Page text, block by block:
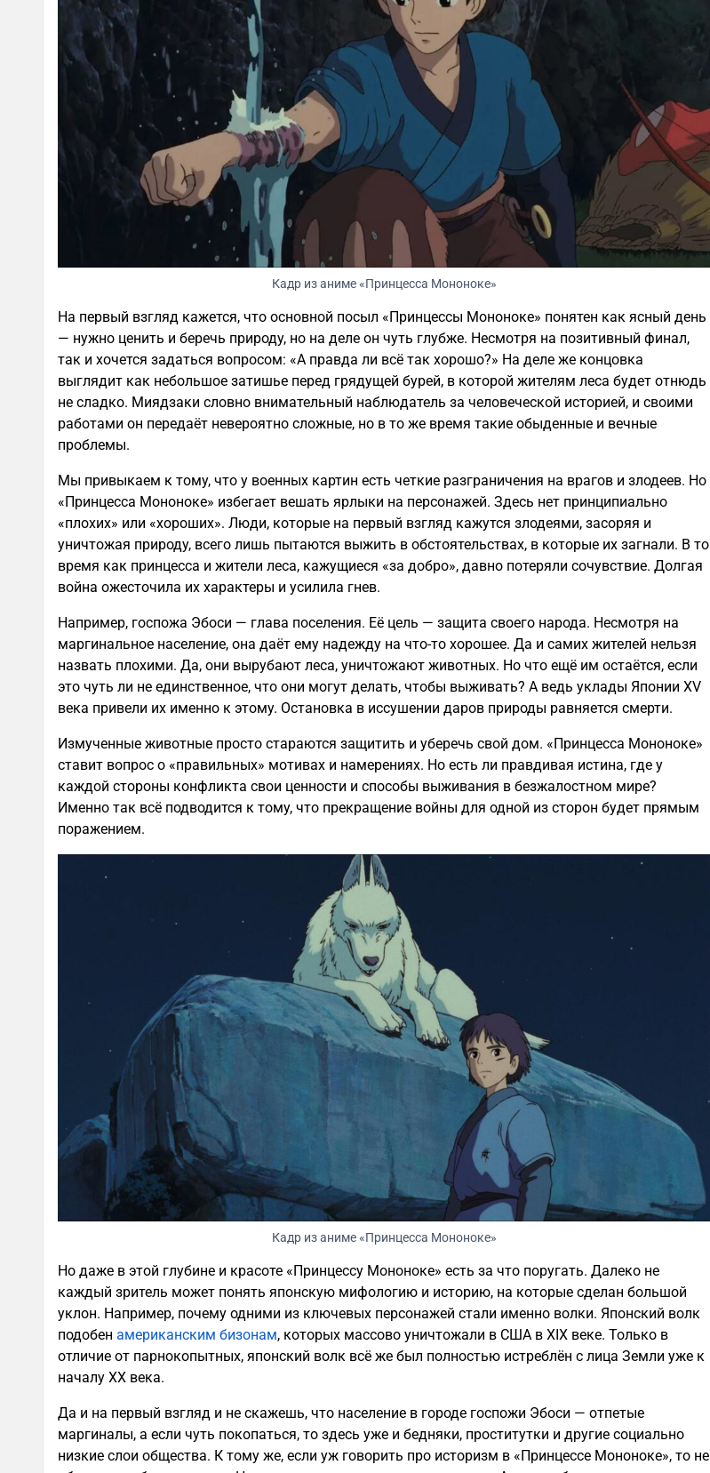
Кадр из аниме «Принцесса Мононоке»
На первый взгляд кажется, что основной посыл «Принцессы Мононоке» понятен как ясный день
— нужно ценить и беречь природу, но на деле он чуть глубже. Несмотря на позитивный финал,
так и хочется задаться вопросом: «А правда ли всё так хорошо?» На деле же концовка
выглядит как небольшое затишье перед грядущей бурей, в которой жителям леса будет отнюдь
не сладко. Миядзаки словно внимательный наблюдатель за человеческой историей, и своими
работами он передаёт невероятно сложные, но в то же время такие обыденные и вечные
проблемы.
Мы привыкаем к тому, что у военных картин есть четкие разграничения на врагов и злодеев. Но
«Принцесса Мононоке» избегает вешать ярлыки на персонажей. Здесь нет принципиально
«плохих» или «хороших». Люди, которые на первый взгляд кажутся злодеями, засоряя и
уничтожая природу, всего лишь пытаются выжить в обстоятельствах, в которые их загнали. В то
время как принцесса и жители леса, кажущиеся «за добро», давно потеряли сочувствие. Долгая
война ожесточила их характеры и усилила гнев.
Например, госпожа Эбоси — глава поселения. Её цель — защита своего народа. Несмотря на
маргинальное население, она даёт ему надежду на что-то хорошее. Да и самих жителей нельзя
назвать плохими. Да, они вырубают леса, уничтожают животных. Но что ещё им остаётся, если
это чуть ли не единственное, что они могут делать, чтобы выживать? А ведь уклады Японии XV
века привели их именно к этому. Остановка в иссушении даров природы равняется смерти.
Измученные животные просто стараются защитить и уберечь свой дом. «Принцесса Мононоке»
ставит вопрос о «правильных» мотивах и намерениях. Но есть ли правдивая истина, где у
каждой стороны конфликта свои ценности и способы выживания в безжалостном мире?
Именно так всё подводится к тому, что прекращение войны для одной из сторон будет прямым
поражением.
Кадр из аниме «Принцесса Мононоке»
Но даже в этой глубине и красоте «Принцессу Мононоке» есть за что поругать. Далеко не
каждый зритель может понять японскую мифологию и историю, на которые сделан большой
уклон. Например, почему одними из ключевых персонажей стали именно волки. Японский волк
подобен американским бизонам, которых массово уничтожали в США в XIX веке. Только в
отличие от парнокопытных, японский волк всё же был полностью истреблён с лица Земли уже к
началу XX века.
Да и на первый взгляд и не скажешь, что население в городе госпожи Эбоси — отпетые
маргиналы, а если чуть покопаться, то здесь уже и бедняки, проститутки и другие социально
низкие слои общества. К тому же, если уж говорить про историзм в «Принцессе Мононоке», то не